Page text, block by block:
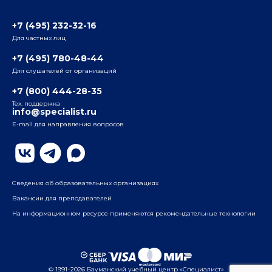
Радио
ул. Радио, д.24, корпус 1, 2-й подъезд, 2-й этаж
ул. Воронцовская, д. 35Б, корп.2, 5-й этаж
Бауманский
ул. Бауманская, д. 6, стр. 2, бизнес-центр «Виктория
Плаза», 4-й этаж
+7 (495) 232-32-16
Для частных лиц
+7 (495) 780-48-44
Для слушателей от организаций
+7 (800) 444-28-35
Тех. поддержка
info@specialist.ru
E-mail для направления вопросов
Сведения об образовательных организациях
Вакансии для преподавателей
На информационном ресурсе применяются рекомендательные технологии
© 1991–2026 Бауманский учебный центр «Специалист»